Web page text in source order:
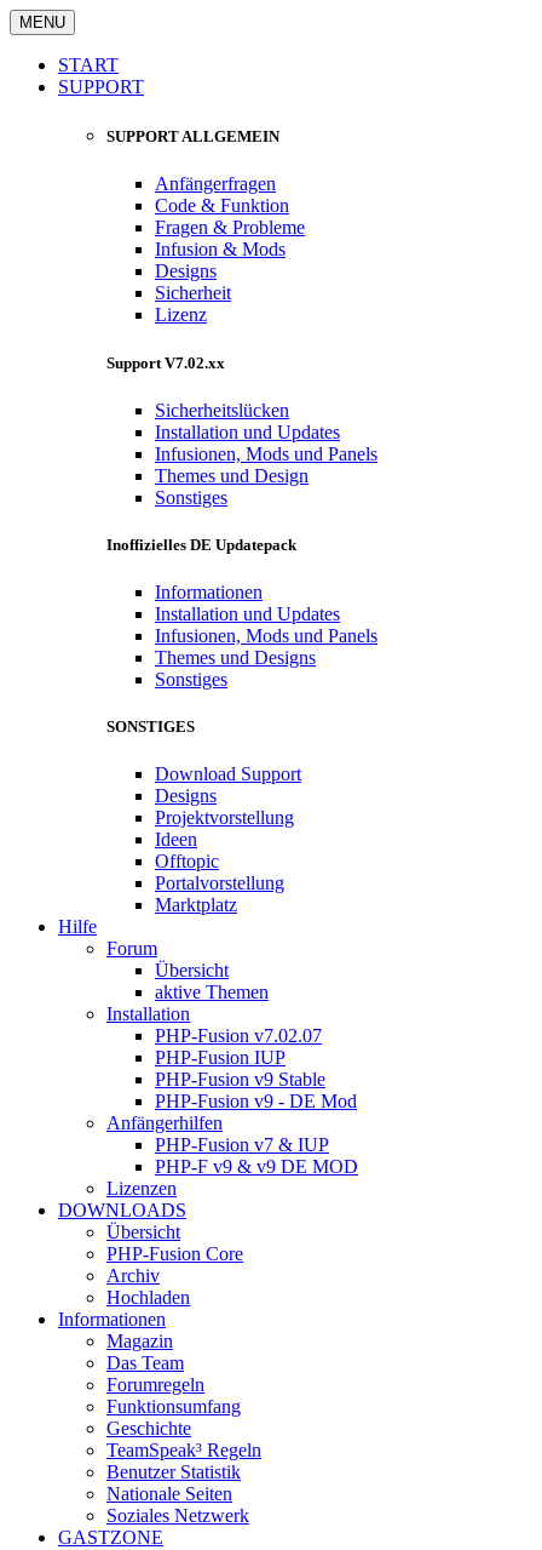
MENU
START
SUPPORT
SUPPORT ALLGEMEIN
Anfängerfragen
Code & Funktion
Fragen & Probleme
Infusion & Mods
Designs
Sicherheit
Lizenz
Support V7.02.xx
Sicherheitslücken
Installation und Updates
Infusionen, Mods und Panels
Themes und Design
Sonstiges
Inoffizielles DE Updatepack
Informationen
Installation und Updates
Infusionen, Mods und Panels
Themes und Designs
Sonstiges
SONSTIGES
Download Support
Designs
Projektvorstellung
Ideen
Offtopic
Portalvorstellung
Marktplatz
Hilfe
Forum
Übersicht
aktive Themen
Installation
PHP-Fusion v7.02.07
PHP-Fusion IUP
PHP-Fusion v9 Stable
PHP-Fusion v9 - DE Mod
Anfängerhilfen
PHP-Fusion v7 & IUP
PHP-F v9 & v9 DE MOD
Lizenzen
DOWNLOADS
Übersicht
PHP-Fusion Core
Archiv
Hochladen
Informationen
Magazin
Das Team
Forumregeln
Funktionsumfang
Geschichte
TeamSpeak³ Regeln
Benutzer Statistik
Nationale Seiten
Soziales Netzwerk
GASTZONE